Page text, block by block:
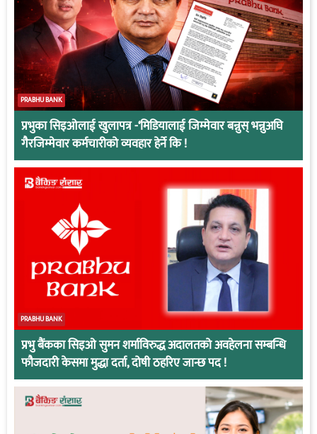
PRABHU BANK
प्रभुका सिइओलाई खुलापत्र -‘मिडियालाई जिम्मेवार बन्नुस् भन्नुअघि
गैरजिम्मेवार कर्मचारीको व्यवहार हेर्ने कि !
PRABHU BANK
प्रभु बैंकका सिइओ सुमन शर्माविरुद्ध अदालतको अवहेलना सम्बन्धि
फौजदारी केसमा मुद्धा दर्ता, दोषी ठहरिए जान्छ पद !